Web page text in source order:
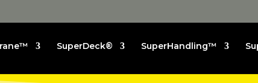
SuperDeck® SuperHandling™